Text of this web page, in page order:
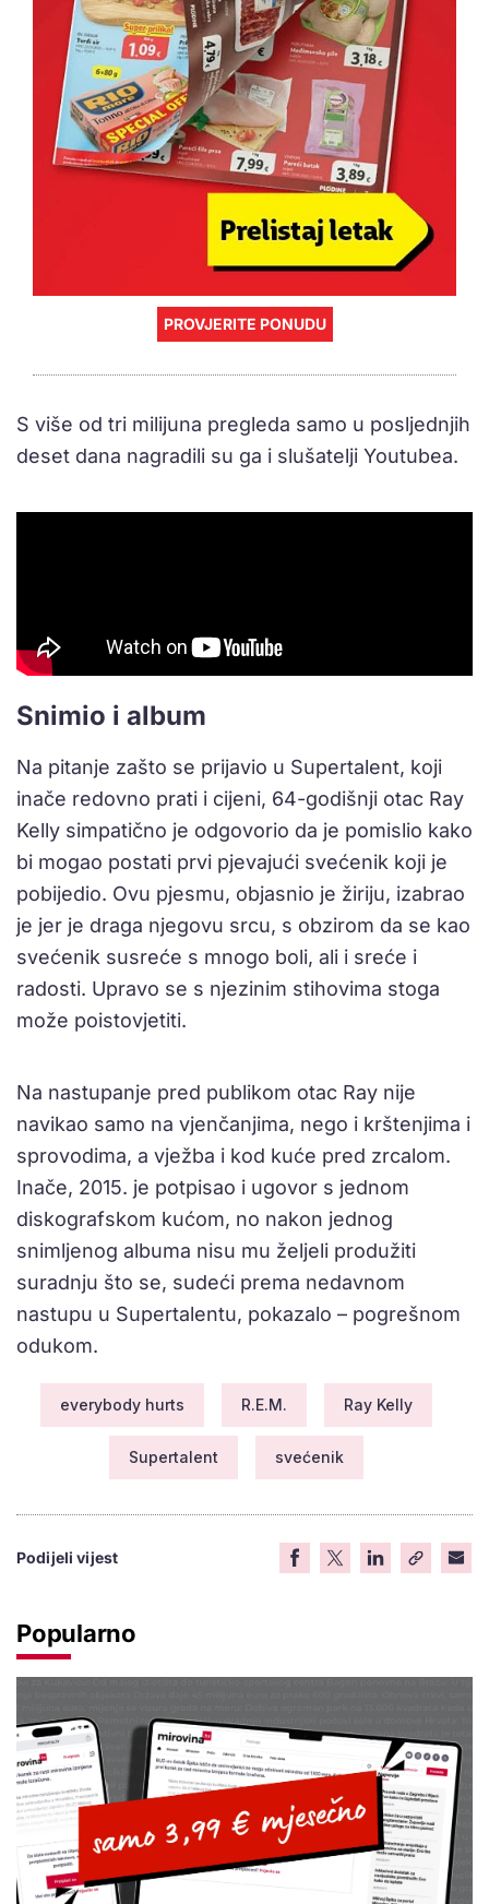
PROVJERITE PONUDU
S više od tri milijuna pregleda samo u posljednjih
deset dana nagradili su ga i slušatelji Youtubea.
Snimio i album
Na pitanje zašto se prijavio u Supertalent, koji
inače redovno prati i cijeni, 64-godišnji otac Ray
Kelly simpatično je odgovorio da je pomislio kako
bi mogao postati prvi pjevajući svećenik koji je
pobijedio. Ovu pjesmu, objasnio je žiriju, izabrao
je jer je draga njegovu srcu, s obzirom da se kao
svećenik susreće s mnogo boli, ali i sreće i
radosti. Upravo se s njezinim stihovima stoga
može poistovjetiti.
Na nastupanje pred publikom otac Ray nije
navikao samo na vjenčanjima, nego i krštenjima i
sprovodima, a vježba i kod kuće pred zrcalom.
Inače, 2015. je potpisao i ugovor s jednom
diskografskom kućom, no nakon jednog
snimljenog albuma nisu mu željeli produžiti
suradnju što se, sudeći prema nedavnom
nastupu u Supertalentu, pokazalo – pogrešnom
odukom.
everybody hurts R.E.M. Ray Kelly
Supertalent svećenik
Podijeli vijest
Popularno